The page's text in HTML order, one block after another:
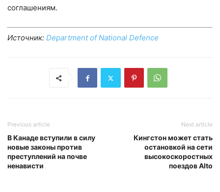
соглашениям.
Источник: Department of National Defence
Previous article
В Канаде вступили в силу
новые законы против
преступлений на почве
ненависти
Next article
Кингстон может стать
остановкой на сети
высокоскоростных
поездов Alto